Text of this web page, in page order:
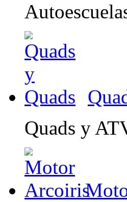
Quads y